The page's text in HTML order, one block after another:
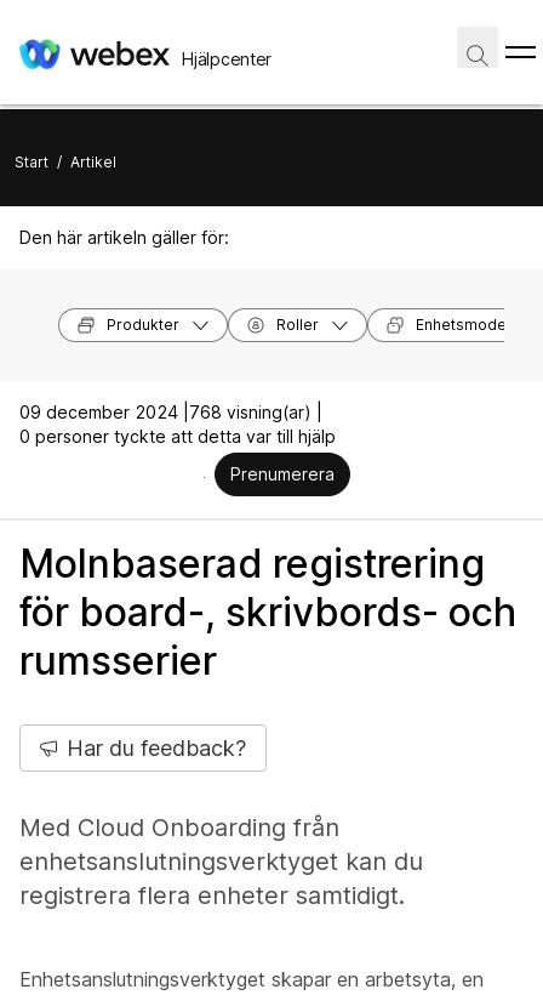
Hjälpcenter
Start / Artikel
Den här artikeln gäller för:
Produkter Roller Enhetsmodeller
09 december 2024 | 768 visning(ar) |
0 personer tyckte att detta var till hjälp
Prenumerera
Molnbaserad registrering
för board-, skrivbords- och
rumsserier
Har du feedback?
Med Cloud Onboarding från
enhetsanslutningsverktyget kan du
registrera flera enheter samtidigt.
Enhetsanslutningsverktyget skapar en arbetsyta, en